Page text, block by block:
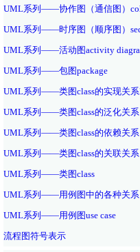
UML系列——协作图（通信图）
UML系列——时序图（顺序图）
UML系列——活动图activity
UML系列——包图package
UML系列——类图class的实现关系
UML系列——类图class的泛化关系
UML系列——类图class的依赖关系
UML系列——类图class的关联关系
UML系列——类图class
UML系列——用例图中的各种关系
UML系列——用例图use case
流程图符号表示